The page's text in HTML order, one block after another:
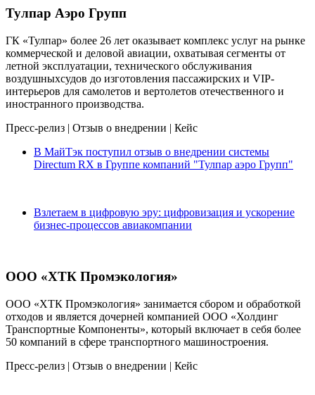
Тулпар Аэро Групп
ГК «Тулпар» более 26 лет оказывает комплекс услуг на рынке
коммерческой и деловой авиации, охватывая сегменты от
летной эксплуатации, технического обслуживания
воздушныхсудов до изготовления пассажирских и VIP-
интерьеров для самолетов и вертолетов отечественного и
иностранного производства.
Пресс-релиз | Отзыв о внедрении | Кейс
В МайТэк поступил отзыв о внедрении системы
Directum RX в Группе компаний "Тулпар аэро Групп"
Взлетаем в цифровую эру: цифровизация и ускорение
бизнес-процессов авиакомпании
ООО «ХТК Промэкология»
ООО «ХТК Промэкология» занимается сбором и обработкой
отходов и является дочерней компанией ООО «Холдинг
Транспортные Компоненты», который включает в себя более
50 компаний в сфере транспортного машиностроения.
Пресс-релиз | Отзыв о внедрении | Кейс